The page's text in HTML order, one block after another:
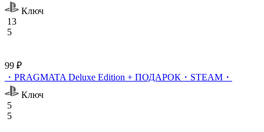
Ключ
13
5
99 ₽
・PRAGMATA Deluxe Edition + ПОДАРОК・STEAM・
Ключ
5
5